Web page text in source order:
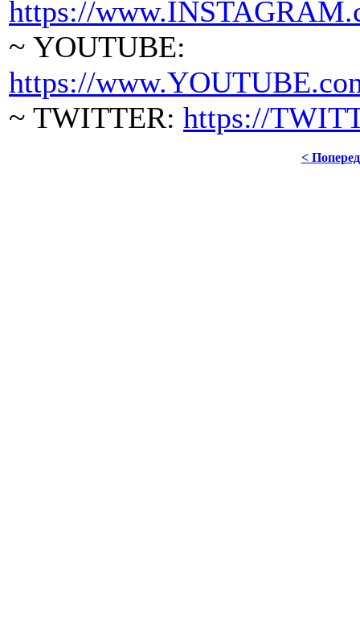
https://
~ YOUTUBE:
https://
~ TWITTER: https://
<